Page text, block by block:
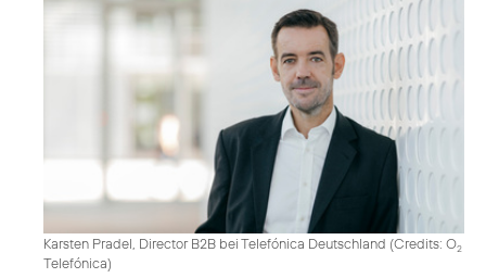
Karsten Pradel, Director B2B bei Telefónica Deutschland (Credits: O2
Telefónica)